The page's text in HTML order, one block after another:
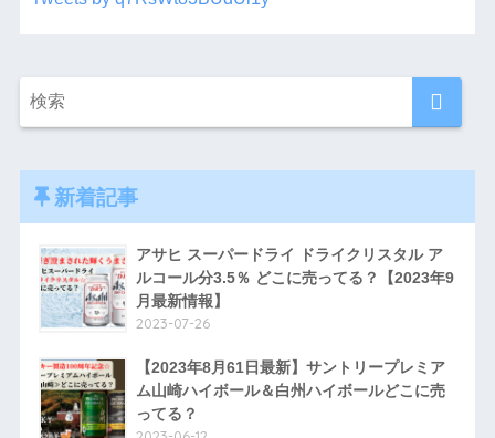
新着記事
アサヒ スーパードライ ドライクリスタル ア
ルコール分3.5％ どこに売ってる？【2023年9
月最新情報】
2023-07-26
【2023年8月61日最新】サントリープレミア
ム山崎ハイボール＆白州ハイボールどこに売
ってる？